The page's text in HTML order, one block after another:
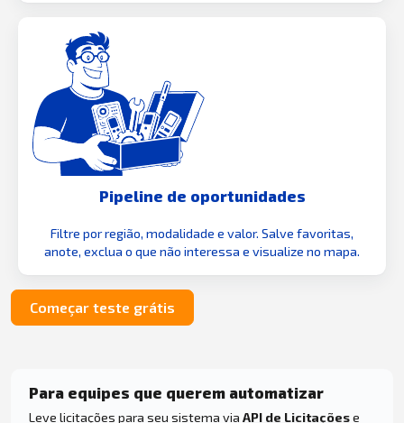
Pipeline de oportunidades
Filtre por região, modalidade e valor. Salve favoritas,
anote, exclua o que não interessa e visualize no mapa.
Começar teste grátis
Para equipes que querem automatizar
Leve licitações para seu sistema via API de Licitaçõese